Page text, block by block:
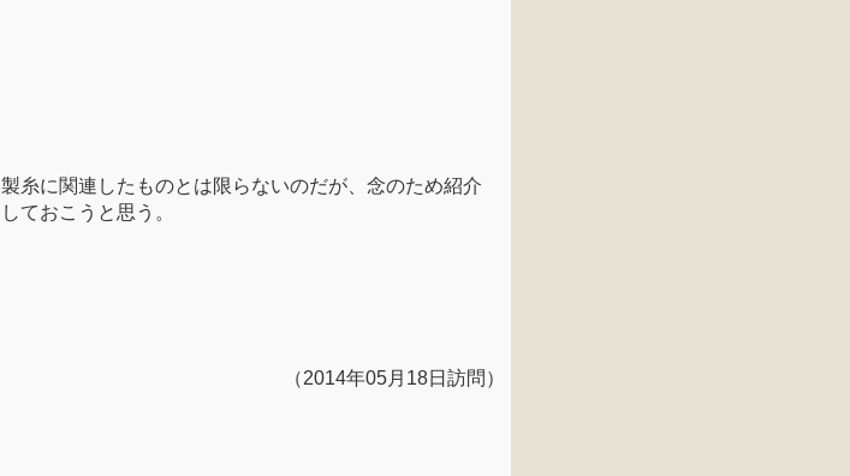
製糸に関連したものとは限らないのだが、念のため紹介
しておこうと思う。
（2014年05月18日訪問）